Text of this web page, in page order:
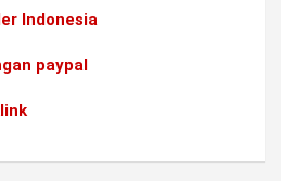
Indonesia
paypal